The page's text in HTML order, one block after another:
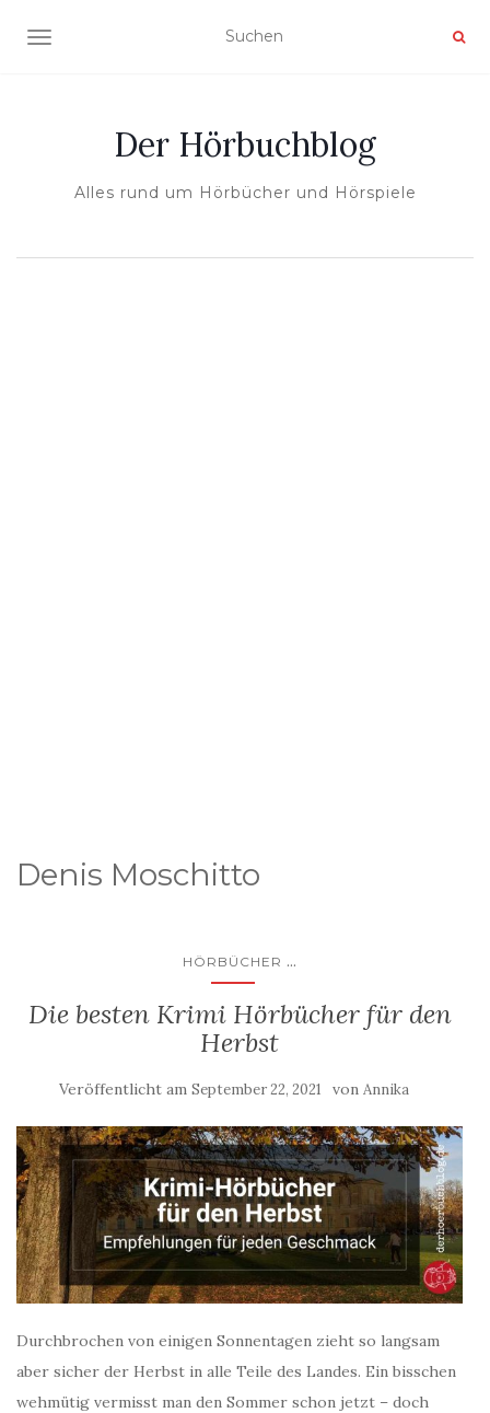
NAVIGATION UMSCHALTEN
Der Hörbuchblog
Alles rund um Hörbücher und Hörspiele
Denis Moschitto
HÖRBÜCHER ...
Die besten Krimi Hörbücher für den
Herbst
Veröffentlicht am September 22, 2021 von Annika
Durchbrochen von einigen Sonnentagen zieht so langsam
aber sicher der Herbst in alle Teile des Landes. Ein bisschen
wehmütig vermisst man den Sommer schon jetzt – doch